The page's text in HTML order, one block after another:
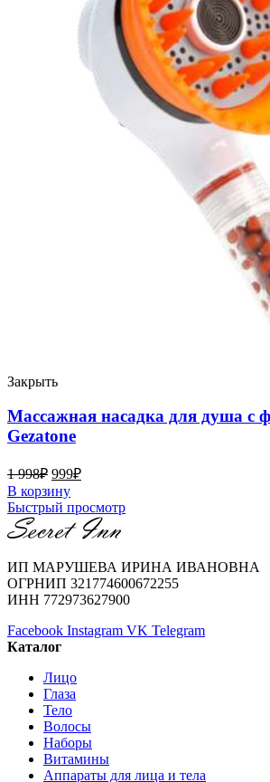
Закрыть
Массажная насадка для душа с
Gezatone
1 998₽ 999₽
В корзину
Быстрый просмотр
ИП МАРУШЕВА ИРИНА ИВАНОВНА
ОГРНИП 321774600672255
ИНН 772973627900
Facebook Instagram VK Telegram
Каталог
Лицо
Глаза
Тело
Волосы
Наборы
Витамины
Аппараты для лица и тела